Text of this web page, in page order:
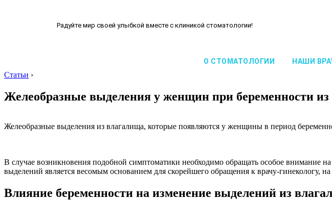
Радуйте мир своей улыбкой вместе с клиникой стоматологии!
О СТОМАТОЛОГИИ НАШИ
Статьи ›
Желеобразные выделения у женщин при беременности из
Желеобразные выделения из влагалища, которые появляются у женщины в период
В случае возникновения подобной симптоматики необходимо обращать особое внимание
выделений является весомым основанием для скорейшего обращения к врачу-гинекологу,
Влияние беременности на изменение выделений из